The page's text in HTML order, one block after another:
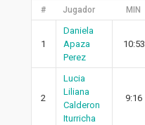
# Jugador MIN
1
Daniela
Apaza
Perez
10:53
2
Lucia
Liliana
Calderon
Iturricha
9:16